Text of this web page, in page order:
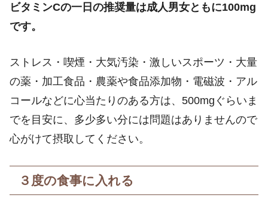
ビタミンCの一日の推奨量は成人男女ともに100mg
です。
ストレス・喫煙・大気汚染・激しいスポーツ・大量
の薬・加工食品・農薬や食品添加物・電磁波・アル
コールなどに心当たりのある方は、500mgぐらいま
でを目安に、多少多い分には問題はありませんので
心がけて摂取してください。
３度の食事に入れる